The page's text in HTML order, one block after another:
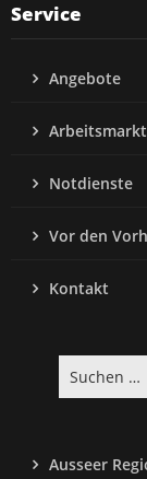
Service
Angebote
Notdienste
Vor den
Kontakt
Suchen
nach:
Ausseer